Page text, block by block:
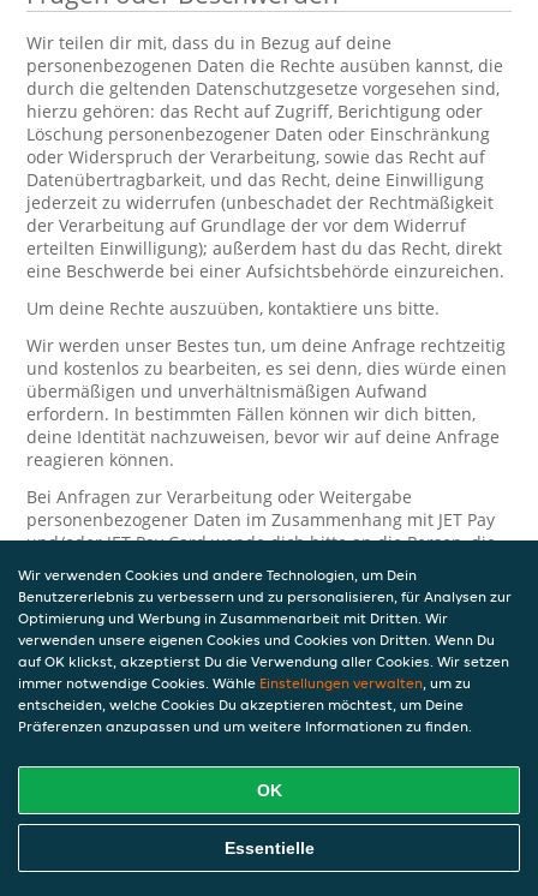
Wir teilen dir mit, dass du in Bezug auf deine
personenbezogenen Daten die Rechte ausüben kannst, die
durch die geltenden Datenschutzgesetze vorgesehen sind,
hierzu gehören: das Recht auf Zugriff, Berichtigung oder
Löschung personenbezogener Daten oder Einschränkung
oder Widerspruch der Verarbeitung, sowie das Recht auf
Datenübertragbarkeit, und das Recht, deine Einwilligung
jederzeit zu widerrufen (unbeschadet der Rechtmäßigkeit
der Verarbeitung auf Grundlage der vor dem Widerruf
erteilten Einwilligung); außerdem hast du das Recht, direkt
eine Beschwerde bei einer Aufsichtsbehörde einzureichen.
Um deine Rechte auszuüben, kontaktiere uns bitte.
Wir werden unser Bestes tun, um deine Anfrage rechtzeitig
und kostenlos zu bearbeiten, es sei denn, dies würde einen
übermäßigen und unverhältnismäßigen Aufwand
erfordern. In bestimmten Fällen können wir dich bitten,
deine Identität nachzuweisen, bevor wir auf deine Anfrage
reagieren können.
Bei Anfragen zur Verarbeitung oder Weitergabe
personenbezogener Daten im Zusammenhang mit JET Pay
und/oder JET Pay Card wende dich bitte an die Person, die
dir das JET Pay-Guthaben gewährt (das kann dein
Arbeitgeber, Geschäftspartner usw. sein). Dies ist
erforderlich, da JET und die Person, die dir das Guthaben
gewährt, eine separate Verantwortung für die Verarbeitung
und den Schutz deiner personenbezogenen Daten haben.
Solltest du weitere Fragen oder Beschwerden in Bezug auf
die Verarbeitung deiner personenbezogenen Daten haben,
kontaktieren wir dich gerne. Wir würden uns auch über
Tipps oder Vorschläge zur Verbesserung unserer Erklärung
Sicherheit
Wir verwenden Cookies und andere Technologien, um Dein
Benutzererlebnis zu verbessern und zu personalisieren, für Analysen zur
Optimierung und Werbung in Zusammenarbeit mit Dritten. Wir
verwenden unsere eigenen Cookies und Cookies von Dritten. Wenn Du
auf OK klickst, akzeptierst Du die Verwendung aller Cookies. Wir setzen
immer notwendige Cookies. Wähle Einstellungen verwalten, um zu
entscheiden, welche Cookies Du akzeptieren möchtest, um Deine
Präferenzen anzupassen und um weitere Informationen zu finden.
OK
Essentielle